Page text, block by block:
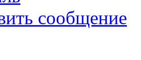
сообщение